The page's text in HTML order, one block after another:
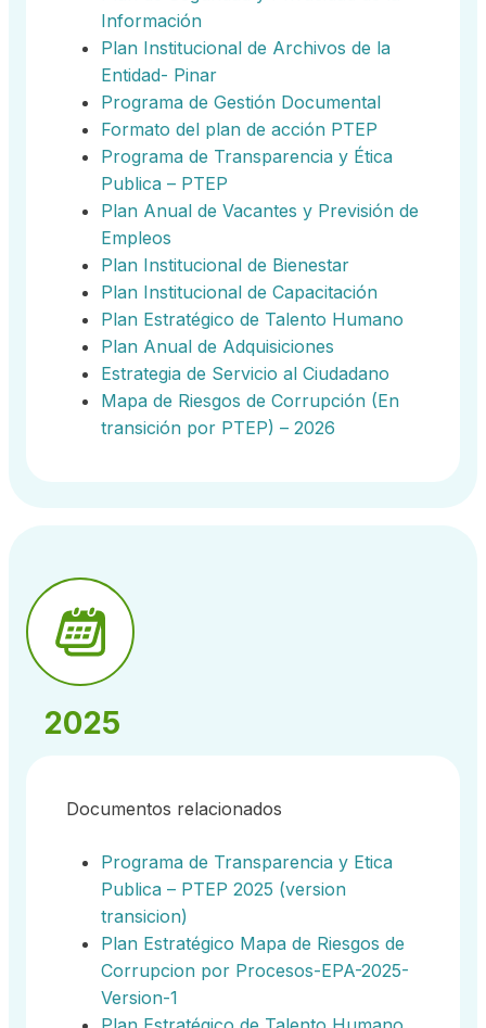
Información
Plan Institucional de Archivos de la
Entidad- Pinar
Programa de Gestión Documental
Formato del plan de acción PTEP
Programa de Transparencia y Ética
Publica – PTEP
Plan Anual de Vacantes y Previsión de
Empleos
Plan Institucional de Bienestar
Plan Institucional de Capacitación
Plan Estratégico de Talento Humano
Plan Anual de Adquisiciones
Estrategia de Servicio al Ciudadano
Mapa de Riesgos de Corrupción (En
transición por PTEP) – 2026
2025
Documentos relacionados
Programa de Transparencia y Etica
Publica – PTEP 2025 (version
transicion)
Plan Estratégico Mapa de Riesgos de
Corrupcion por Procesos-EPA-2025-
Version-1